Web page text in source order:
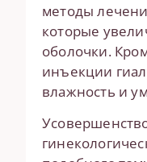
методы
которые
оболочки.
инъекции
влажность и